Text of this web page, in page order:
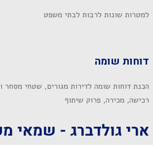
למטרות שונות לרבות לבתי משפט
דוחות שומה
הכנת דוחות שומה לדירות מגורים, שטחי מסחר
רכישה, מכירה, פרוק שיתוף
ארי גולדברג - שמאי